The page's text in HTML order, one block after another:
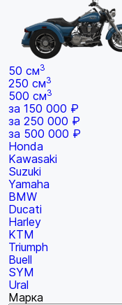
50 см3
250 см3
500 см3
за 150 000 ₽
за 250 000 ₽
за 500 000 ₽
Honda
Kawasaki
Suzuki
Yamaha
BMW
Ducati
Harley
KTM
Triumph
Buell
SYM
Ural
Марка